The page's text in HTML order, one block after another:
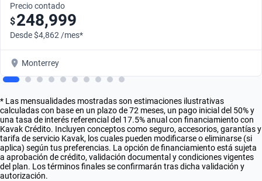
Precio contado
$248,999
Desde $4,862 /mes*
Monterrey
* Las mensualidades mostradas son estimaciones ilustrativas
calculadas con base en un plazo de 72 meses, un pago inicial del 50% y
una tasa de interés referencial del 17.5% anual con financiamiento con
Kavak Crédito. Incluyen conceptos como seguro, accesorios, garantías y
tarifa de servicio Kavak, los cuales pueden modificarse o eliminarse (si
aplica) según tus preferencias. La opción de financiamiento está sujeta
a aprobación de crédito, validación documental y condiciones vigentes
del plan. Los términos finales se confirmarán tras dicha validación y
autorización.